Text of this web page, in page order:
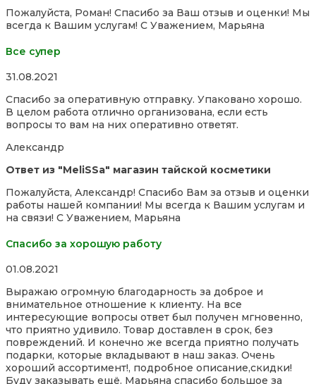
Пожалуйста, Роман! Спасибо за Ваш отзыв и оценки! Мы
всегда к Вашим услугам! С Уважением, Марьяна
Все супер
Rated
out
of
5
31.08.2021
Спасибо за оперативную отправку. Упаковано хорошо.
В целом работа отлично организована, если есть
вопросы то вам на них оперативно ответят.
Александр
Ответ из "MeliSSa" магазин тайской косметики
Пожалуйста, Александр! Спасибо Вам за отзыв и оценки
работы нашей компании! Мы всегда к Вашим услугам и
на связи! С Уважением, Марьяна
Спасибо за хорошую работу
Rated
out
of
5
01.08.2021
Выражаю огромную благодарность за доброе и
внимательное отношение к клиенту. На все
интересующие вопросы ответ был получен мгновенно,
что приятно удивило. Товар доставлен в срок, без
повреждений. И конечно же всегда приятно получать
подарки, которые вкладывают в наш заказ. Очень
хороший ассортимент!, подробное описание,скидки!
Буду заказывать ещё. Марьяна спасибо большое за